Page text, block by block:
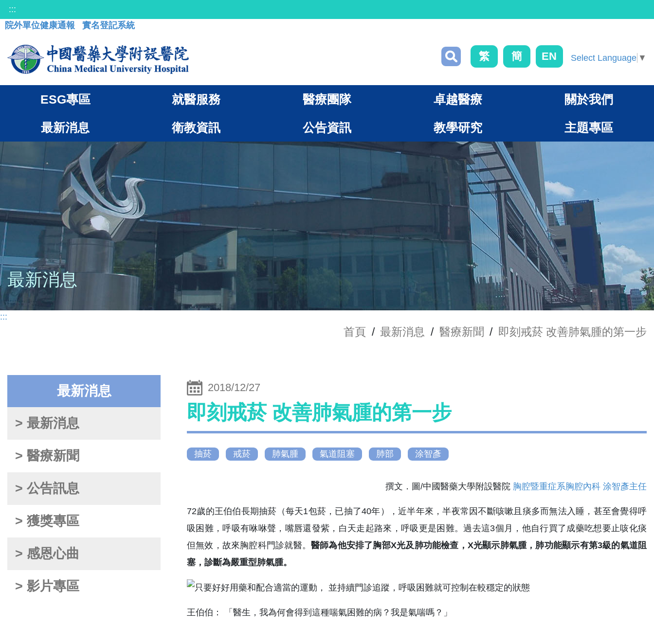
:::
院外單位健康通報
實名登記系統
繁 簡 EN Select Language ▼
ESG專區 就醫服務 醫療團隊 卓越醫療 關於我們
最新消息 衛教資訊 公告資訊 教學研究 主題專區
最新消息
:::
首頁 / 最新消息 / 醫療新聞 / 即刻戒菸 改善肺氣腫的第一步
最新消息
> 最新消息
> 醫療新聞
> 公告訊息
> 獲獎專區
> 感恩心曲
> 影片專區
2018/12/27
即刻戒菸 改善肺氣腫的第一步
抽菸 戒菸 肺氣腫 氣道阻塞 肺部 涂智彥
撰文．圖/中國醫藥大學附設醫院 胸腔暨重症系胸腔內科 涂智彥主任
72歲的王伯伯長期抽菸（每天1包菸，已抽了40年），近半年來，半夜常因不斷咳嗽且痰多而無法入睡，甚至會覺得呼
吸困難，呼吸有咻咻聲，嘴唇還發紫，白天走起路來，呼吸更是困難。過去這3個月，他自行買了成藥吃想要止咳化痰
但無效，故來胸腔科門診就醫。 醫師為他安排了胸部X光及肺功能檢查，X光顯示肺氣腫，肺功能顯示有第3級的氣道阻
塞，診斷為嚴重型肺氣腫。
王伯伯： 「醫生，我為何會得到這種喘氣困難的病？我是氣喘嗎？」